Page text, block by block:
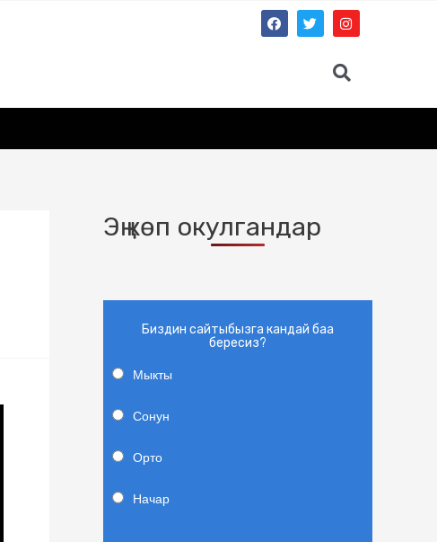
Эң көп окулгандар
Биздин сайтыбызга кандай баа
бересиз?
Мыкты
Сонун
Орто
Начар